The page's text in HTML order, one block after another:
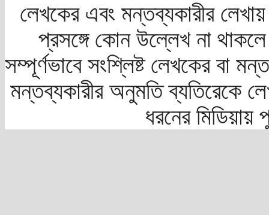
লেখকের এবং মন্তব্যকারীর
প্রসঙ্গে কোন উল্লেখ না
সম্পূর্ণভাবে সংশ্লিষ্ট লেখকের বা
মন্তব্যকারীর অনুমতি ব্যতিরেকে
ধরনের মিডিয়ায়